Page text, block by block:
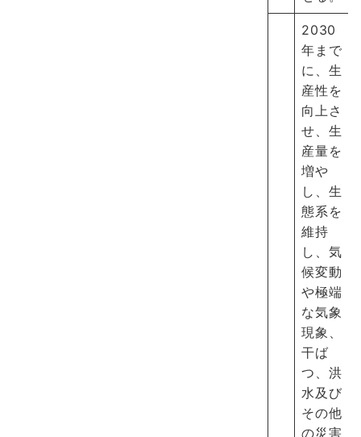
2030
年まで
に、生
産性を
向上さ
せ、生
産量を
増や
し、生
態系を
維持
し、気
候変動
や極端
な気象
現象、
干ば
つ、洪
水及び
その他
の災害